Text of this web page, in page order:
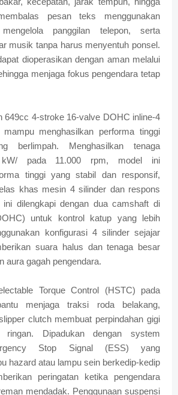
pesan teks menggunakan
panggilan telepon, serta
musik tanpa harus menyentuh ponsel.
dioperasikan dengan aman melalui
menjaga fokus pengendara tetap
649cc 4-stroke 16-valve DOHC inline-4
menghasilkan performa tinggi
berlimpah. Menghasilkan tenaga
pada 11.000 rpm, model ini
tinggi yang stabil dan responsif,
khas mesin 4 silinder dan respons
dilengkapi dengan dua camshaft di
untuk kontrol katup yang lebih
konfigurasi 4 silinder sejajar
suara halus dan tenaga besar
aura gagah pengendara.
Torque Control (HSTC) pada
menjaga traksi roda belakang,
clutch membuat perpindahan gigi
Dipadukan dengan system
Stop Signal (ESS) yang
hazard atau lampu sein berkedip-kedip
peringatan ketika pengendara
mendadak. Penggunaan suspensi